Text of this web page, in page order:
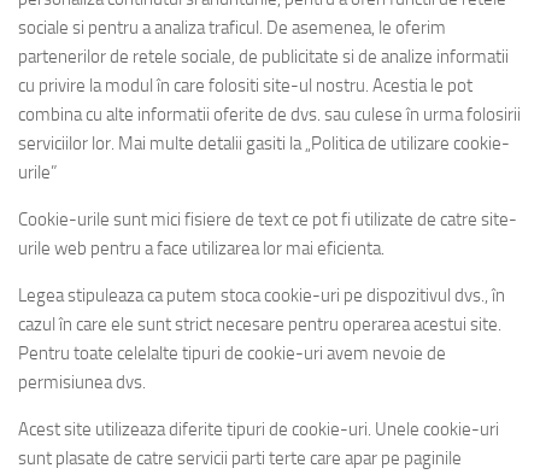
sociale si pentru a analiza traficul. De asemenea, le oferim
partenerilor de retele sociale, de publicitate si de analize informatii
cu privire la modul în care folositi site-ul nostru. Acestia le pot
combina cu alte informatii oferite de dvs. sau culese în urma folosirii
serviciilor lor. Mai multe detalii gasiti la „Politica de utilizare cookie-
urile”
Cookie-urile sunt mici fisiere de text ce pot fi utilizate de catre site-
urile web pentru a face utilizarea lor mai eficienta.
Legea stipuleaza ca putem stoca cookie-uri pe dispozitivul dvs., în
cazul în care ele sunt strict necesare pentru operarea acestui site.
Pentru toate celelalte tipuri de cookie-uri avem nevoie de
permisiunea dvs.
Acest site utilizeaza diferite tipuri de cookie-uri. Unele cookie-uri
sunt plasate de catre servicii parti terte care apar pe paginile